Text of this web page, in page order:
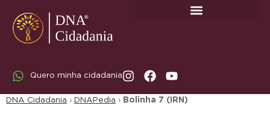
Quero minha cidadania
DNA Cidadania › DNAPedia › Bolinha 7 (IRN)